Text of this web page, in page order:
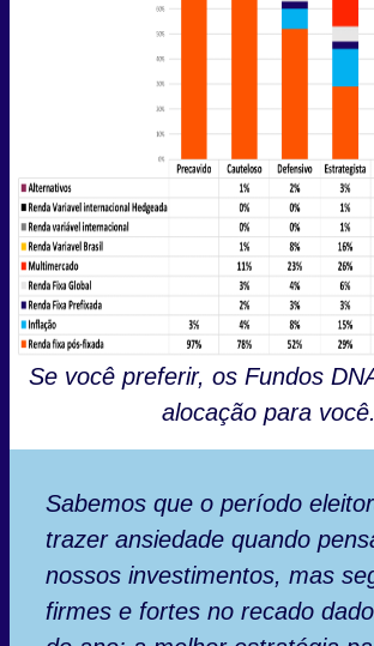
Se você preferir, os Fundos
alocação para você.
Sabemos que o período
trazer ansiedade quando
nossos investimentos, mas
firmes e fortes no recado